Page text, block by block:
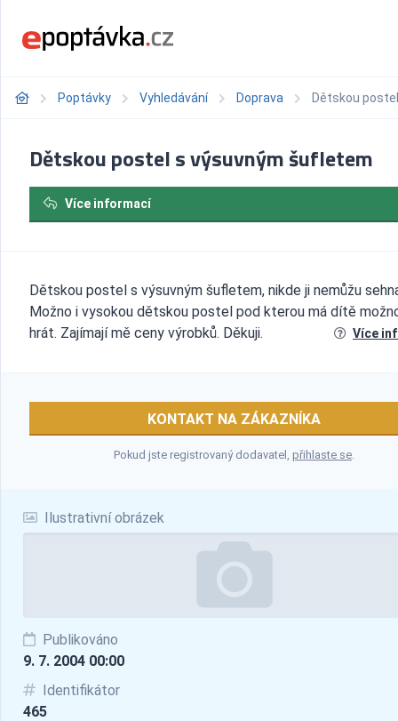
Poptávky Vyhledávání Doprava Dětskou
Ilustrativní obrázek
Publikováno
9. 7. 2004 00:00
Identifikátor
465
Dětskou postel s výsuvným šufletem
Více informací
Dětskou postel s výsuvným šufletem, nikde ji nemůžu
Možno i vysokou dětskou postel pod kterou má dítě
hrát. Zajímají mě ceny výrobků. Děkuji.
Více
KONTAKT NA ZÁKAZNÍKA
Pokud jste registrovaný dodavatel, přihlaste se.